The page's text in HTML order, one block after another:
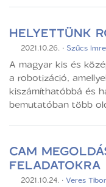
HELYETTÜNK
2021.10.26. · Szűcs Imre
A magyar kis és
a robotizáció,
kiszámíthatóbbá és
bemutatóban több
CAM
FELADATOKRA
2021.10.24. ·Veres Tibor